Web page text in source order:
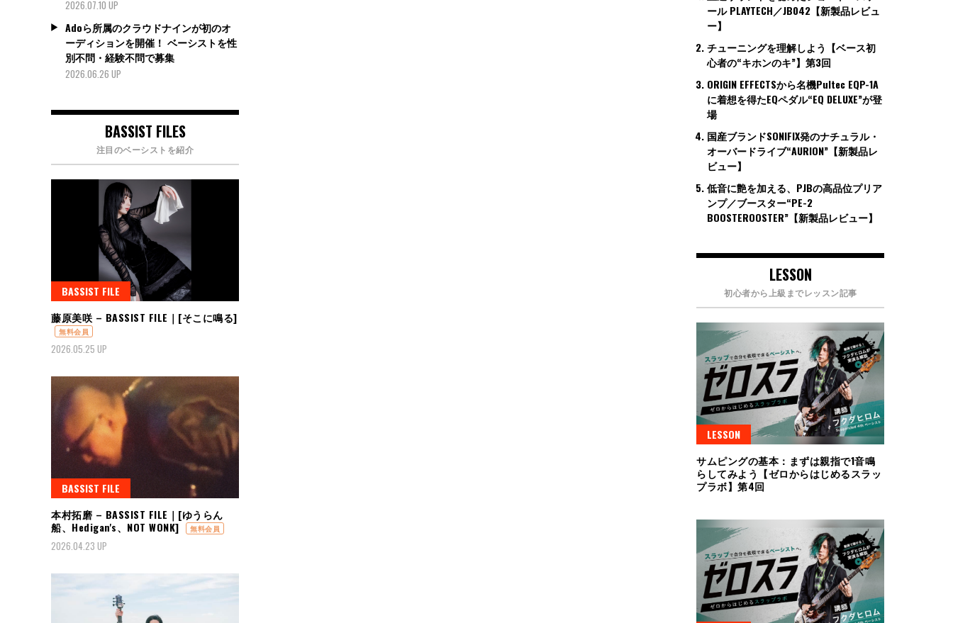
2026.07.10 UP
Adoら所属のクラウドナインが初のオ
ーディションを開催！ ベーシストを性
別不問・経験不問で募集
2026.06.26 UP
BASSIST FILES
注目のベーシストを紹介
BASSIST FILE
藤原美咲 – BASSIST FILE｜[そこに鳴る]
無料会員
2026.05.25 UP
BASSIST FILE
本村拓磨 – BASSIST FILE｜[ゆうらん
船、Hedigan's、NOT WONK]
無料会員
2026.04.23 UP
ール PLAYTECH／JB042【新製品レビュ
ー】
チューニングを理解しよう【ベース初
心者の“キホンのキ”】第3回
ORIGIN EFFECTSから名機Pultec EQP-1A
に着想を得たEQペダル“EQ DELUXE”が登
場
国産ブランドSONIFIX発のナチュラル・
オーバードライブ“AURION”【新製品レ
ビュー】
低音に艶を加える、PJBの高品位プリア
ンプ／ブースター“PE-2
BOOSTEROOSTER”【新製品レビュー】
LESSON
初心者から上級までレッスン記事
LESSON
サムピングの基本：まずは親指で1音鳴
らしてみよう【ゼロからはじめるスラッ
プラボ】第4回